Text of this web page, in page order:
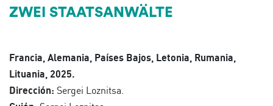
ZWEI STAATSANWÄLTE
Francia, Alemania, Países Bajos, Letonia, Rumania,
Lituania, 2025.
Dirección: Sergei Loznitsa.